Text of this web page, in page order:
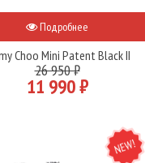
Подробнее
Choo Mini Patent Black II
26 950 ₽
11 990 ₽
NEW